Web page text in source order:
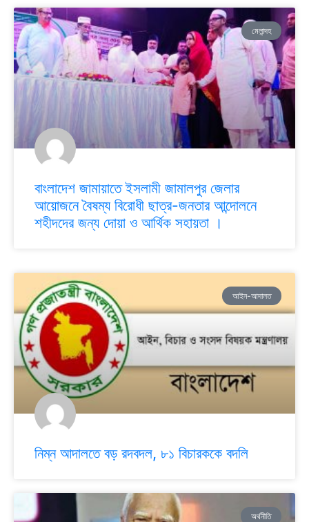
মেলান্দহ
বাংলাদেশ জামায়াতে ইসলামী জামালপুর জেলার
আয়োজনে বৈষম্য বিরোধী ছাত্র-জনতার আন্দোলনে
শহীদদের জন্য দোয়া ও আর্থিক সহায়তা ।
আইন-আদালত
নিম্ন আদালতে বড় রদবদল, ৮১ বিচারককে বদলি
অর্থনীতি